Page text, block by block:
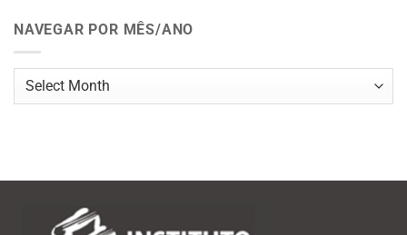
NAVEGAR POR MÊS/ANO
Navegar